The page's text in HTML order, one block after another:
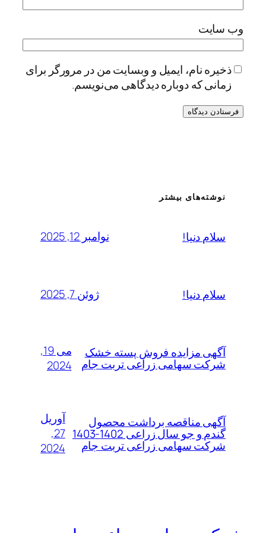
وب‌ سایت
ذخیره نام، ایمیل و وبسایت من در مرورگر برای
زمانی که دوباره دیدگاهی می‌نویسم.
نوشته‌های بیشتر
سلام دنیا! نوامبر 12, 2025
سلام دنیا! ژوئن 7, 2025
آگهی مزایده فروش پسته خشک
شرکت سهامی زراعی تربت جام
می 19,
2024
آگهی مناقصه برداشت محصول
گندم و جو سال زراعی 1402-1403
شرکت سهامی زراعی تربت جام
آوریل
27,
2024